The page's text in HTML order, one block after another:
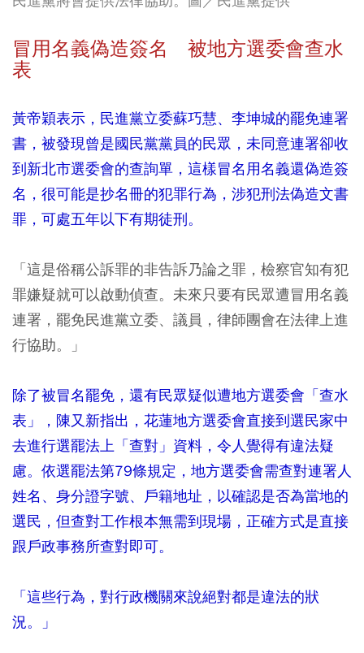
冒用名義偽造簽名 被地方選委會查水
表
黃帝穎表示，民進黨立委蘇巧慧、李坤城的罷免連署
書，被發現曾是國民黨黨員的民眾，未同意連署卻收
到新北市選委會的查詢單，這樣冒名用名義還偽造簽
名，很可能是抄名冊的犯罪行為，涉犯刑法偽造文書
罪，可處五年以下有期徒刑。
「這是俗稱公訴罪的非告訴乃論之罪，檢察官知有犯
罪嫌疑就可以啟動偵查。未來只要有民眾遭冒用名義
連署，罷免民進黨立委、議員，律師團會在法律上進
行協助。」
除了被冒名罷免，還有民眾疑似遭地方選委會「查水
表」，陳又新指出，花蓮地方選委會直接到選民家中
去進行選罷法上「查對」資料，令人覺得有違法疑
慮。依選罷法第79條規定，地方選委會需查對連署人
姓名、身分證字號、戶籍地址，以確認是否為當地的
選民，但查對工作根本無需到現場，正確方式是直接
跟戶政事務所查對即可。
「這些行為，對行政機關來說絕對都是違法的狀
況。」